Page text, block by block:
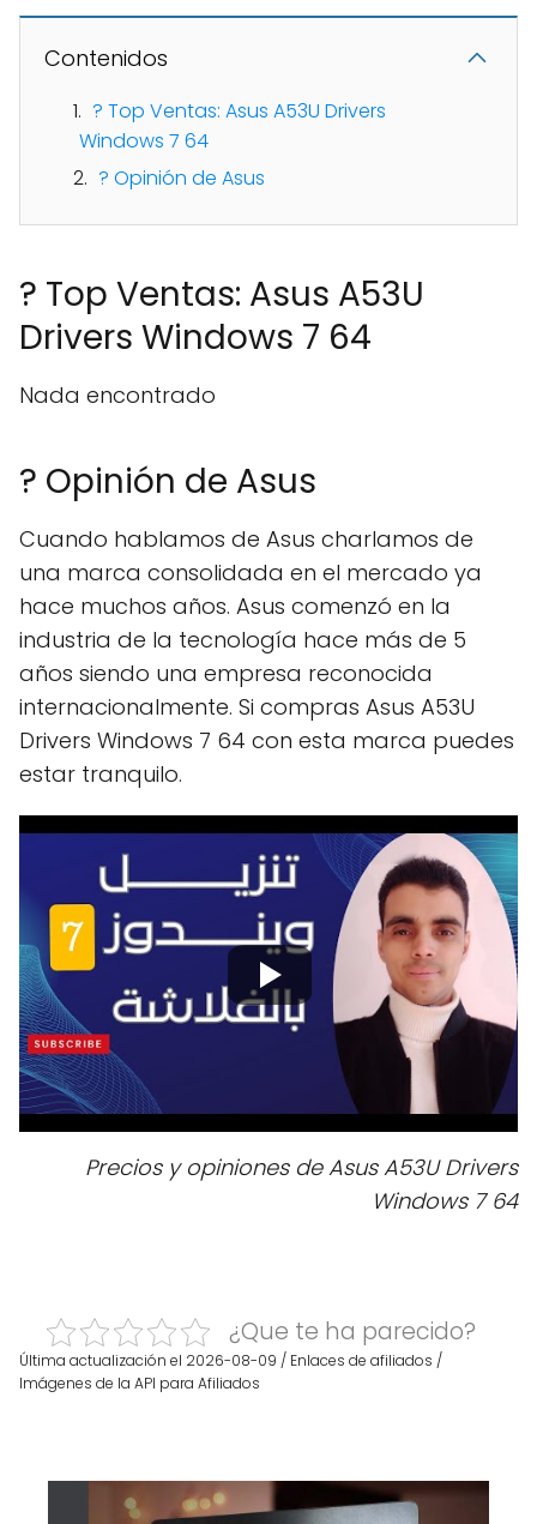
Contenidos
? Top Ventas: Asus A53U Drivers
Windows 7 64
? Opinión de Asus
? Top Ventas: Asus A53U
Drivers Windows 7 64
Nada encontrado
? Opinión de Asus
Cuando hablamos de Asus charlamos de
una marca consolidada en el mercado ya
hace muchos años. Asus comenzó en la
industria de la tecnología hace más de 5
años siendo una empresa reconocida
internacionalmente. Si compras Asus A53U
Drivers Windows 7 64 con esta marca puedes
estar tranquilo.
Precios y opiniones de Asus A53U Drivers
Windows 7 64
¿Que te ha parecido?
Última actualización el 2026-08-09 / Enlaces de afiliados /
Imágenes de la API para Afiliados